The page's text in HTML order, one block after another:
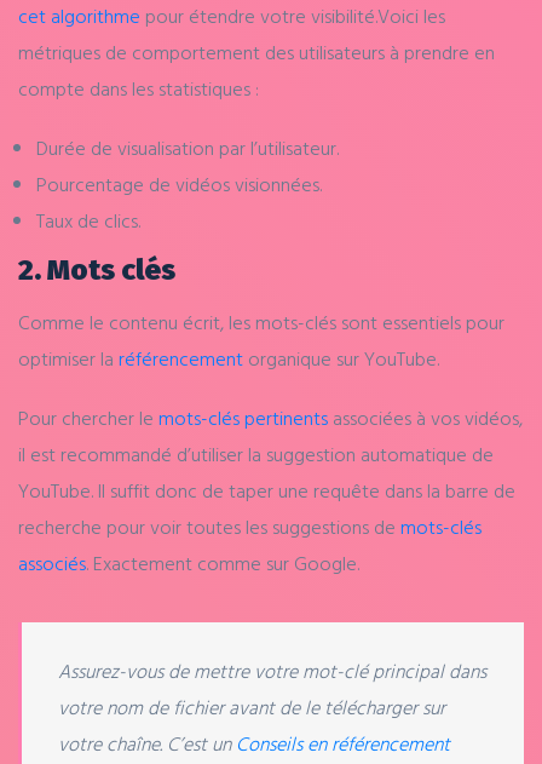
cet algorithme pour étendre votre visibilité.Voici les
métriques de comportement des utilisateurs à prendre en
compte dans les statistiques :
Durée de visualisation par l’utilisateur.
Pourcentage de vidéos visionnées.
Taux de clics.
2. Mots clés
Comme le contenu écrit, les mots-clés sont essentiels pour
optimiser la référencement organique sur YouTube.
Pour chercher le mots-clés pertinents associées à vos vidéos,
il est recommandé d’utiliser la suggestion automatique de
YouTube. Il suffit donc de taper une requête dans la barre de
recherche pour voir toutes les suggestions de mots-clés
associés. Exactement comme sur Google.
Assurez-vous de mettre votre mot-clé principal dans
votre nom de fichier avant de le télécharger sur
votre chaîne. C’est un Conseils en référencement